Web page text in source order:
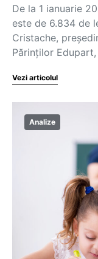
De la 1 ianuarie
este de 6.834 de
Cristache,
Părinților
Vezi articolul
Analize